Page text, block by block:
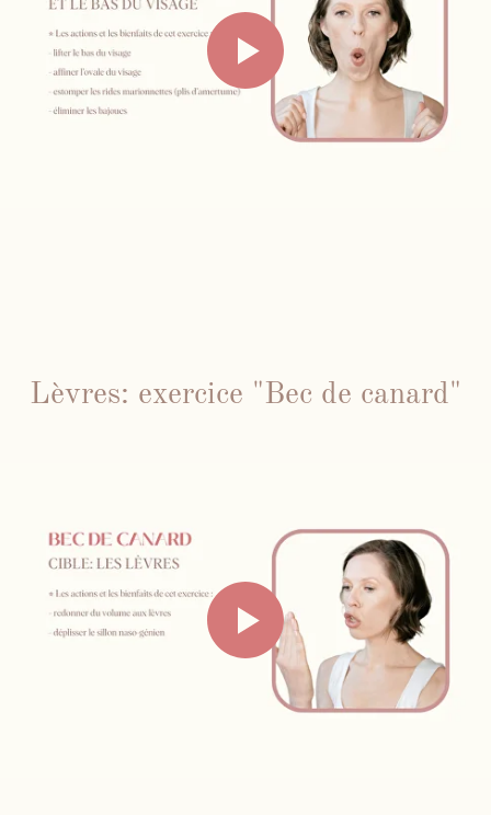
Lèvres: exercice "Bec de canard"